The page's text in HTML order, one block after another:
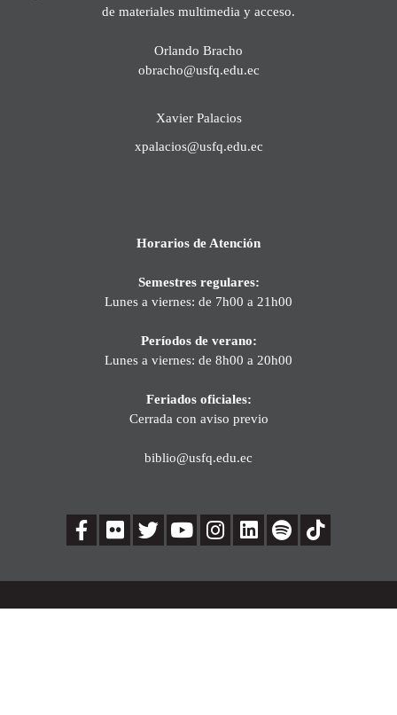
de materiales multimedia y acceso.
Orlando Bracho
obracho@usfq.edu.ec
Xavier Palacios
xpalacios@usfq.edu.ec
Horarios de Atención
Semestres regulares:
Lunes a viernes: de 7h00 a 21h00
Períodos de verano:
Lunes a viernes: de 8h00 a 20h00
Feriados oficiales:
Cerrada con aviso previo
biblio@usfq.edu.ec